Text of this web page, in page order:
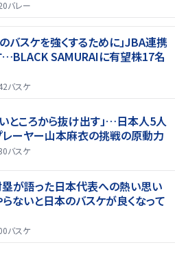
バレー
バスケを強くするために」JBA連携
…BLACK SAMURAIに有望株17名
バスケ
ところから抜け出す」…日本人5人
ーヤー山本麻衣の挑戦の原動力
バスケ
塁が語った日本代表への熱い思い
らないと日本のバスケが良くなって
バスケ